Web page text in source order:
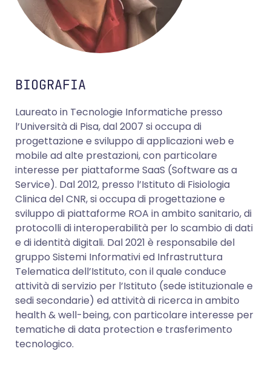
BIOGRAFIA
Laureato in Tecnologie Informatiche presso
l’Università di Pisa, dal 2007 si occupa di
progettazione e sviluppo di applicazioni web e
mobile ad alte prestazioni, con particolare
interesse per piattaforme SaaS (Software as a
Service). Dal 2012, presso l’Istituto di Fisiologia
Clinica del CNR, si occupa di progettazione e
sviluppo di piattaforme ROA in ambito sanitario, di
protocolli di interoperabilità per lo scambio di dati
e di identità digitali. Dal 2021 è responsabile del
gruppo Sistemi Informativi ed Infrastruttura
Telematica dell’Istituto, con il quale conduce
attività di servizio per l’Istituto (sede istituzionale e
sedi secondarie) ed attività di ricerca in ambito
health & well-being, con particolare interesse per
tematiche di data protection e trasferimento
tecnologico.